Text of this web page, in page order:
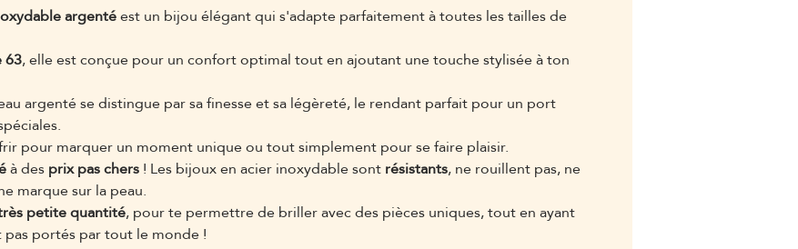
argentéest un bijou élégant qui s'adapte parfaitement à toutes les tailles de
63, elle est conçue pour un confort optimal tout en ajoutant une touche stylisée à ton
argenté se distingue par sa finesse et sa légèreté, le rendant parfait pour un port
pour marquer un moment unique ou tout simplement pour se faire plaisir.
à desprix pas chers! Les bijoux en acier inoxydable sontrésistants, ne rouillent pas, ne
marque sur la peau.
petite quantité, pour te permettre de briller avec des pièces uniques, tout en ayant
portés par tout le monde !